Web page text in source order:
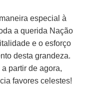
especial à
a querida Nação
e o esforço
desta grandeza.
partir de agora,
favores celestes!